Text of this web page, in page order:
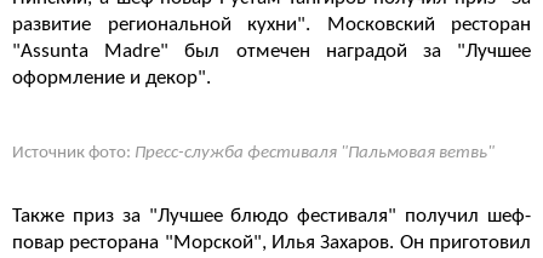
развитие региональной кухни". Московский ресторан
"Assunta Madre" был отмечен наградой за "Лучшее
оформление и декор".
Источник фото: Пресс-служба фестиваля "Пальмовая ветвь"
Также приз за "Лучшее блюдо фестиваля" получил шеф-
повар ресторана "Морской", Илья Захаров. Он приготовил